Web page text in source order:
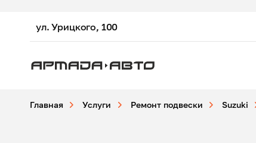
ул. Урицкого, 100
Главная Услуги Ремонт подвески Suzuki